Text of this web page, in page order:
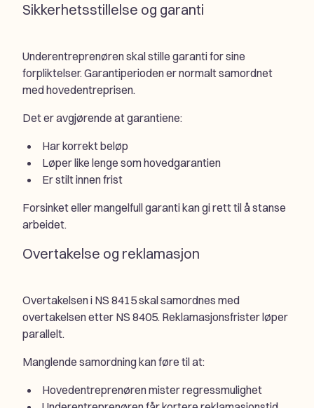
Sikkerhetsstillelse og garanti
Underentreprenøren skal stille garanti for sine
forpliktelser. Garantiperioden er normalt samordnet
med hovedentreprisen.
Det er avgjørende at garantiene:
Har korrekt beløp
Løper like lenge som hovedgarantien
Er stilt innen frist
Forsinket eller mangelfull garanti kan gi rett til å stanse
arbeidet.
Overtakelse og reklamasjon
Overtakelsen i NS 8415 skal samordnes med
overtakelsen etter NS 8405. Reklamasjonsfrister løper
parallelt.
Manglende samordning kan føre til at:
Hovedentreprenøren mister regressmulighet